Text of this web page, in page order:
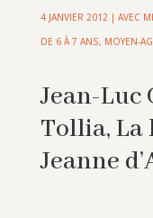
4 JANVIER 2012 | AVEC
DE 6 À 7 ANS, MOYEN-
Jean-Luc
Tollia, La
Jeanne